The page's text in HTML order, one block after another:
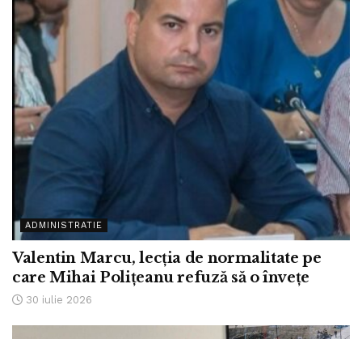
ADMINISTRATIE
Valentin Marcu, lecția de normalitate pe
care Mihai Polițeanu refuză să o învețe
30 iulie 2026